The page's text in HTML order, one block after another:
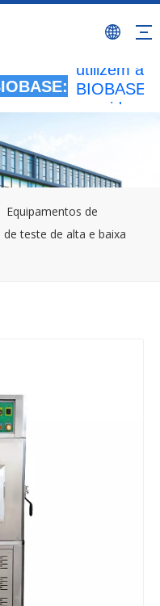
Todas as
atividades
utilizem a
BIOBASE
Equipamentos de
de teste de alta e baixa